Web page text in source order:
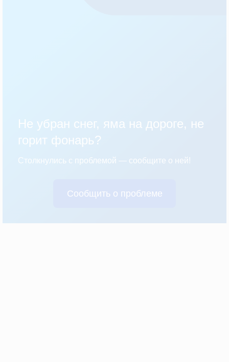
Не убран снег, яма на дороге, не
горит фонарь?
Столкнулись с проблемой — сообщите о ней!
Сообщить о проблеме